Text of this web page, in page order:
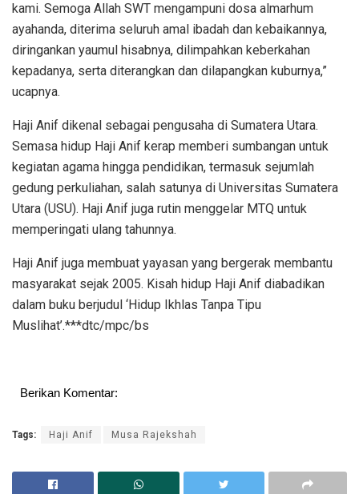
kami. Semoga Allah SWT mengampuni dosa almarhum
ayahanda, diterima seluruh amal ibadah dan kebaikannya,
diringankan yaumul hisabnya, dilimpahkan keberkahan
kepadanya, serta diterangkan dan dilapangkan kuburnya,”
ucapnya.
Haji Anif dikenal sebagai pengusaha di Sumatera Utara.
Semasa hidup Haji Anif kerap memberi sumbangan untuk
kegiatan agama hingga pendidikan, termasuk sejumlah
gedung perkuliahan, salah satunya di Universitas Sumatera
Utara (USU). Haji Anif juga rutin menggelar MTQ untuk
memperingati ulang tahunnya.
Haji Anif juga membuat yayasan yang bergerak membantu
masyarakat sejak 2005. Kisah hidup Haji Anif diabadikan
dalam buku berjudul ‘Hidup Ikhlas Tanpa Tipu
Muslihat’.***dtc/mpc/bs
Berikan Komentar:
Tags: Haji Anif Musa Rajekshah